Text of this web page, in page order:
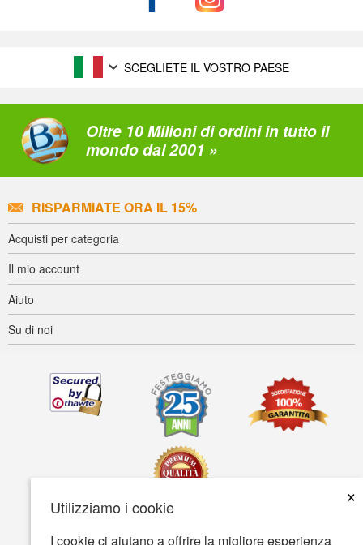
Utilizziamo i cookie
×
I cookie ci aiutano a offrire la migliore esperienza
SCEGLIETE IL VOSTRO PAESE
Oltre 10 Milioni di ordini in tutto il
mondo dal 2001 »
RISPARMIATE ORA IL 15%
Acquisti per categoria
Il mio account
Aiuto
Su di noi